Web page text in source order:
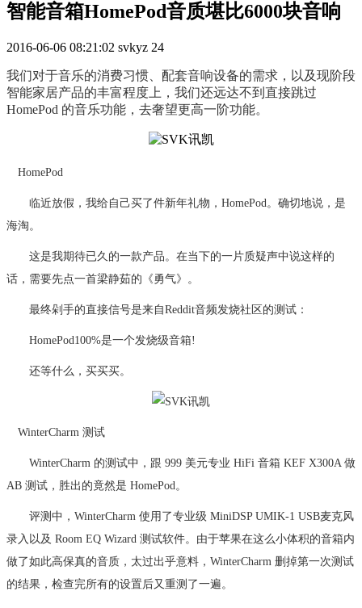
智能音箱HomePod音质堪比6000块音响
2016-06-06 08:21:02 svkyz 24
我们对于音乐的消费习惯、配套音响设备的需求，以及现阶段
智能家居产品的丰富程度上，我们还远达不到直接跳过
HomePod 的音乐功能，去奢望更高一阶功能。
HomePod
临近放假，我给自己买了件新年礼物，HomePod。确切地说，是
海淘。
这是我期待已久的一款产品。在当下的一片质疑声中说这样的
话，需要先点一首梁静茹的《勇气》。
最终剁手的直接信号是来自Reddit音频发烧社区的测试：
HomePod100%是一个发烧级音箱!
还等什么，买买买。
WinterCharm 测试
WinterCharm 的测试中，跟 999 美元专业 HiFi 音箱 KEF X300A 做
AB 测试，胜出的竟然是 HomePod。
评测中，WinterCharm 使用了专业级 MiniDSP UMIK-1 USB麦克风
录入以及 Room EQ Wizard 测试软件。由于苹果在这么小体积的音箱内
做了如此高保真的音质，太过出乎意料，WinterCharm 删掉第一次测试
的结果，检查完所有的设置后又重测了一遍。